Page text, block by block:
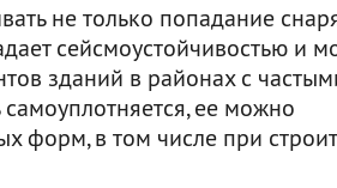
не только попадание
сейсмоустойчивостью и
зданий в районах с
ее можно
форм, в том числе при